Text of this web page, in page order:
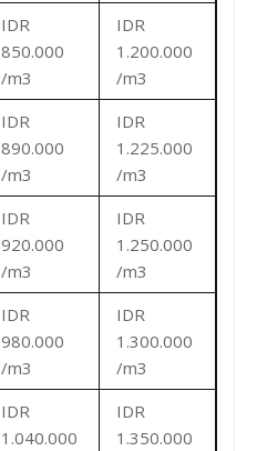
IDR
850.000
/m3
IDR
1.200.000
/m3
IDR
890.000
/m3
IDR
1.225.000
/m3
IDR
920.000
/m3
IDR
1.250.000
/m3
IDR
980.000
/m3
IDR
1.300.000
/m3
IDR
1.040.000
IDR
1.350.000